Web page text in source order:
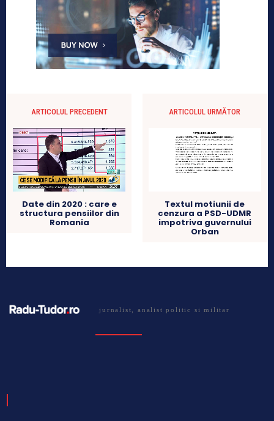
ARTICOLUL PRECEDENT
Date din 2020 : care e
structura pensiilor din
Romania
ARTICOLUL URMĂTOR
Textul motiunii de
cenzura a PSD-UDMR
impotriva guvernului
Orban
jurnalist, analist politic si militar